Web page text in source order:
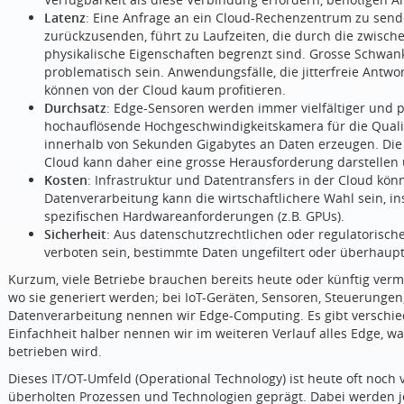
Latenz: Eine Anfrage an ein Cloud-Rechenzentrum zu
zurückzusenden, führt zu Laufzeiten, die durch die
physikalische Eigenschaften begrenzt sind. Grosse
problematisch sein. Anwendungsfälle, die jitterfreie
können von der Cloud kaum profitieren.
Durchsatz: Edge-Sensoren werden immer vielfältiger und
hochauflösende Hochgeschwindigkeitskamera für die
innerhalb von Sekunden Gigabytes an Daten erzeugen.
Cloud kann daher eine grosse Herausforderung
Kosten: Infrastruktur und Datentransfers in der Cloud
Datenverarbeitung kann die wirtschaftlichere Wahl sein,
spezifischen Hardwareanforderungen (z.B. GPUs).
Sicherheit: Aus datenschutzrechtlichen oder
verboten sein, bestimmte Daten ungefiltert oder
Kurzum, viele Betriebe brauchen bereits heute oder künftig
wo sie generiert werden; bei IoT-Geräten, Sensoren,
Datenverarbeitung nennen wir Edge-Computing. Es gibt
Einfachheit halber nennen wir im weiteren Verlauf alles Edge,
betrieben wird.
Dieses IT/OT-Umfeld (Operational Technology) ist heute oft
überholten Prozessen und Technologien geprägt. Dabei